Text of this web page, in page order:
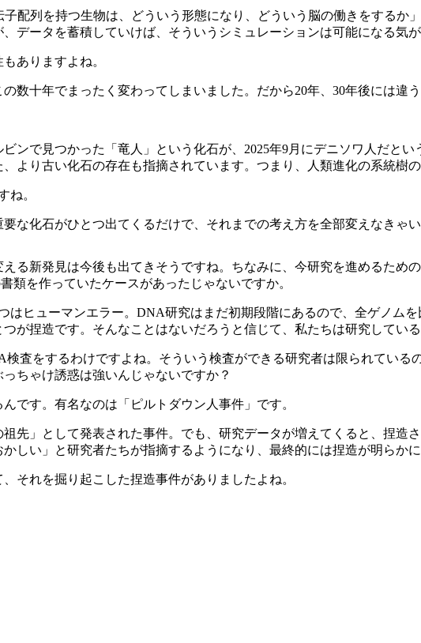
配列を持つ生物は、どういう形態になり、どういう脳の働きをするか
データを蓄積していけば、そういうシミュレーションは可能になる気が
ありますよね。
数十年でまったく変わってしまいました。だから20年、30年後には違
ンで見つかった「竜人」という化石が、2025年9月にデニソワ人だと
より古い化石の存在も指摘されています。つまり、人類進化の系統樹
ね。
な化石がひとつ出てくるだけで、それまでの考え方を全部変えなきゃい
る新発見は今後も出てきそうですね。ちなみに、今研究を進めるため
を作っていたケースがあったじゃないですか。
ヒューマンエラー。DNA研究はまだ初期段階にあるので、全ゲノム
が捏造です。そんなことはないだろうと信じて、私たちは研究している
査をするわけですよね。そういう検査ができる研究者は限られている
ちゃけ誘惑は強いんじゃないですか？
です。有名なのは「ピルトダウン人事件」です。
先」として発表された事件。でも、研究データが増えてくると、捏造
しい」と研究者たちが指摘するようになり、最終的には捏造が明らかに
それを掘り起こした捏造事件がありましたよね。